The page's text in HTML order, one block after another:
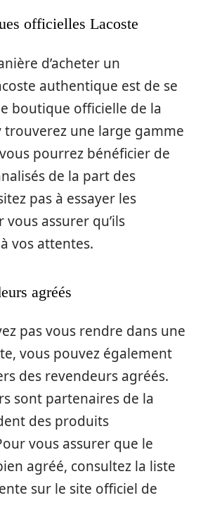
officielles Lacoste
d’acheter un
authentique est de se
boutique officielle de la
trouverez une large gamme
pourrez bénéficier de
de la part des
pas à essayer les
assurer qu’ils
vos attentes.
agréés
pas vous rendre dans une
vous pouvez également
des revendeurs agréés.
sont partenaires de la
des produits
vous assurer que le
agréé, consultez la liste
sur le site officiel de